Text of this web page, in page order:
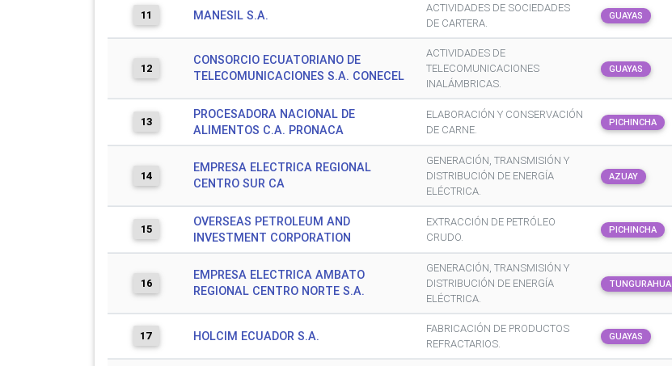
11 MANESIL S.A.
ACTIVIDADES DE SOCIEDADES
DE CARTERA.
GUAYAS
12
CONSORCIO ECUATORIANO DE
TELECOMUNICACIONES S.A. CONECEL
ACTIVIDADES DE
TELECOMUNICACIONES
INALÁMBRICAS.
GUAYAS
13
PROCESADORA NACIONAL DE
ALIMENTOS C.A. PRONACA
ELABORACIÓN Y CONSERVACIÓN
DE CARNE.
PICHINCHA
14
EMPRESA ELECTRICA REGIONAL
CENTRO SUR CA
GENERACIÓN, TRANSMISIÓN Y
DISTRIBUCIÓN DE ENERGÍA
ELÉCTRICA.
AZUAY
15
OVERSEAS PETROLEUM AND
INVESTMENT CORPORATION
EXTRACCIÓN DE PETRÓLEO
CRUDO.
PICHINCHA
16
EMPRESA ELECTRICA AMBATO
REGIONAL CENTRO NORTE S.A.
GENERACIÓN, TRANSMISIÓN Y
DISTRIBUCIÓN DE ENERGÍA
ELÉCTRICA.
TUNGURAHUA
17 HOLCIM ECUADOR S.A.
FABRICACIÓN DE PRODUCTOS
REFRACTARIOS.
GUAYAS